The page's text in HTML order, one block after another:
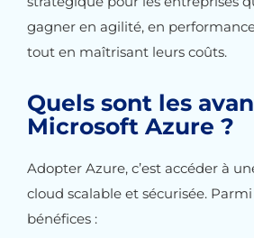
gagner en agilité, en
tout en maîtrisant leurs coûts.
Quels sont les
Microsoft Azure ?
Adopter Azure, c’est accéder à
cloud scalable et sécurisée.
bénéfices :